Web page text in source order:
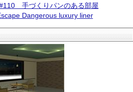
手づくりパンのある部屋
Dangerous luxury liner